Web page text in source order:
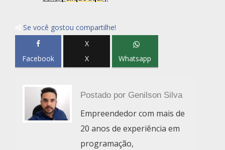
Se você gostou compartilhe!
Facebook
X
X
Whatsapp
Postado por Genilson Silva
Empreendedor com mais de
20 anos de experiência em
programação,